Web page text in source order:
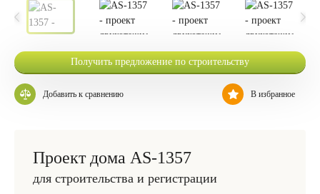
Получить предложение по строительству
Добавить к сравнению В избранное
Проект дома AS-1357
для строительства и регистрации